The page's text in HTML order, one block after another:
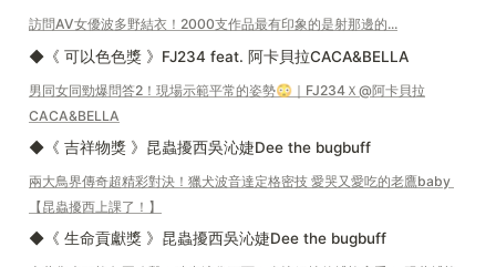
訪問AV女優波多野結衣！2000支作品最有印象的是射那邊的...
◆《 可以色色獎 》FJ234 feat. 阿卡貝拉CACA&BELLA
男同女同勁爆問答2！現場示範平常的姿勢😳｜FJ234Ｘ@阿卡貝拉
CACA&BELLA
◆《 吉祥物獎 》昆蟲擾西吳沁婕Dee the bugbuff
兩大鳥界傳奇超精彩對決！獵犬波音達定格密技 愛哭又愛吃的老鷹baby
【昆蟲擾西上課了！】
◆《 生命貢獻獎 》昆蟲擾西吳沁婕Dee the bugbuff